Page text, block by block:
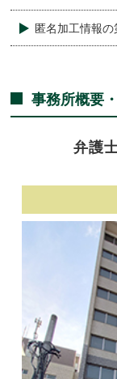
匿名加工情報
事務所概要
弁護